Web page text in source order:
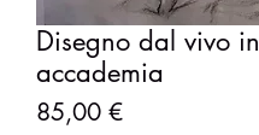
Disegno dal vivo in
accademia
85,00 €Precio